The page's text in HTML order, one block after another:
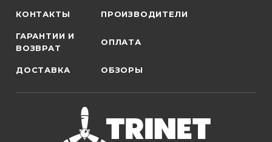
КОНТАКТЫ ПРОИЗВОДИТЕЛИ
ГАРАНТИИ И
ВОЗВРАТ
ОПЛАТА
ДОСТАВКА ОБЗОРЫ